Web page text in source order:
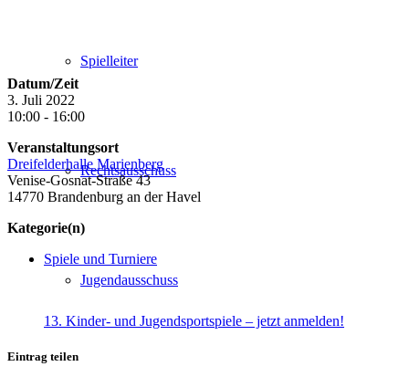
Spielleiter
Rechtsausschuss
Jugendausschuss
Datum/Zeit
3. Juli 2022
10:00 - 16:00
Veranstaltungsort
Dreifelderhalle Marienberg
Venise-Gosnat-Straße 43
14770 Brandenburg an der Havel
Kategorie(n)
Spiele und Turniere
13. Kinder- und Jugendsportspiele – jetzt anmelden!
Eintrag teilen